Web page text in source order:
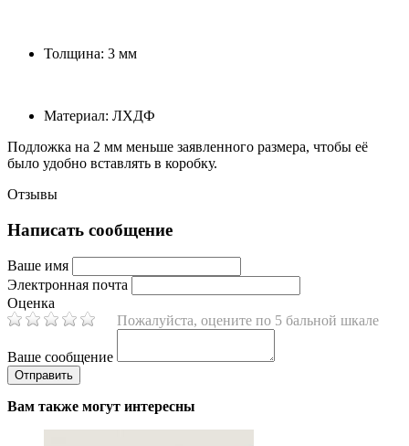
Толщина: 3 мм
Материал: ЛХДФ
Подложка на 2 мм меньше заявленного размера, чтобы её
было удобно вставлять в коробку.
Отзывы
Написать сообщение
Ваше имя
Электронная почта
Оценка
Пожалуйста, оцените по 5 бальной шкале
Ваше сообщение
Вам также могут интересны